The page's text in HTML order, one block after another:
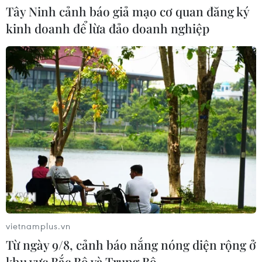
Ukraine tiếp tục dội UAV vào
Nga
03/08/2026 15:02
Lãnh đạo EU kêu gọi 'hành động
thống nhất' về biên giới
03/08/2026 14:35
Xem thêm
Tây Ninh cảnh báo giả mạo cơ quan đăng ký
kinh doanh để lừa đảo doanh nghiệp
vietnamplus.vn
Từ ngày 9/8, cảnh báo nắng nóng diện rộng ở